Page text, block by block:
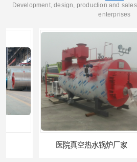
Development, design, production and
enterprises
医院真空热水锅炉厂家